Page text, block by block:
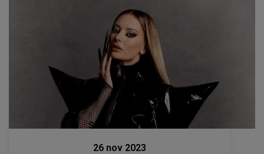
Stiri mondene
26 nov 2023